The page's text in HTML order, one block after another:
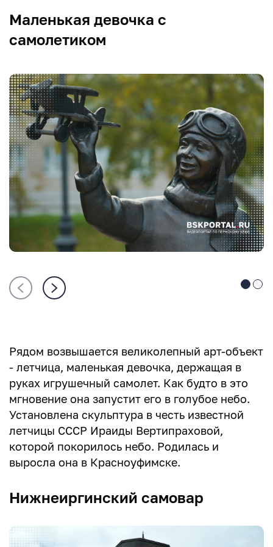
Маленькая девочка с
самолетиком
Рядом возвышается великолепный арт-объект
- летчица, маленькая девочка, держащая в
руках игрушечный самолет. Как будто в это
мгновение она запустит его в голубое небо.
Установлена скульптура в честь известной
летчицы СССР Ираиды Вертипраховой,
которой покорилось небо. Родилась и
выросла она в Красноуфимске.
Нижнеиргинский самовар